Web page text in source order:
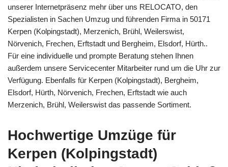
unserer Internetpräsenz mehr über uns RELOCATO, den
Spezialisten in Sachen Umzug und führenden Firma in 50171
Kerpen (Kolpingstadt), Merzenich, Brühl, Weilerswist,
Nörvenich, Frechen, Erftstadt und Bergheim, Elsdorf, Hürth..
Für eine individuelle und prompte Beratung stehen Ihnen
außerdem unsere Servicecenter Mitarbeiter rund um die Uhr zur
Verfügung. Ebenfalls für Kerpen (Kolpingstadt), Bergheim,
Elsdorf, Hürth, Nörvenich, Frechen, Erftstadt wie auch
Merzenich, Brühl, Weilerswist das passende Sortiment.
Hochwertige Umzüge für
Kerpen (Kolpingstadt)